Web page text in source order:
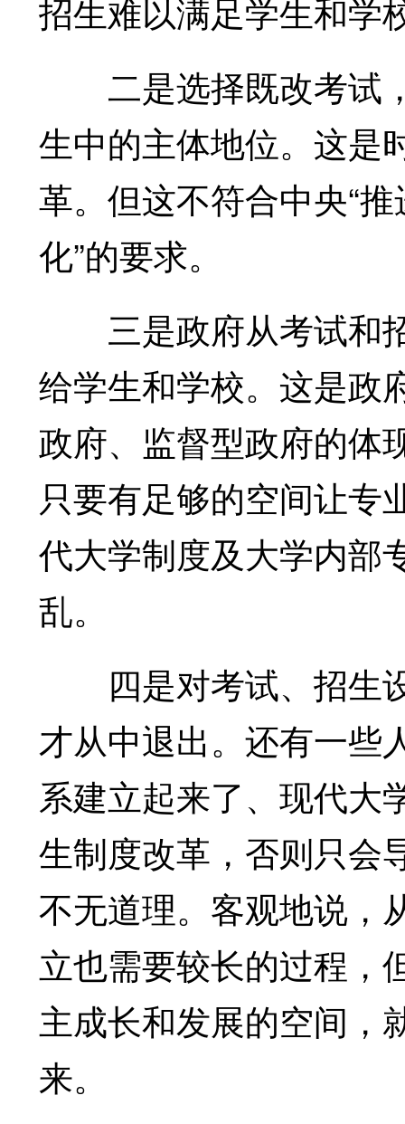
招生难以满足学生和学
二是选择既改考试
生中的主体地位。这是
革。但这不符合中央“
化”的要求。
三是政府从考试和
给学生和学校。这是政
政府、监督型政府的体
只要有足够的空间让专
代大学制度及大学内部
乱。
四是对考试、招生
才从中退出。还有一些
系建立起来了、现代大
生制度改革，否则只会
不无道理。客观地说，
立也需要较长的过程，
主成长和发展的空间，
来。